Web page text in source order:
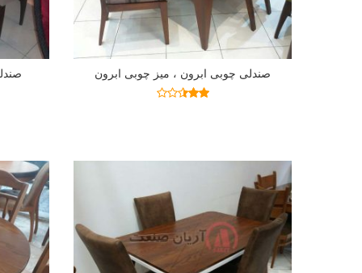
صندلی چوبی ابرون ، میز چوبی ابرون
اطلاعات بیشتر